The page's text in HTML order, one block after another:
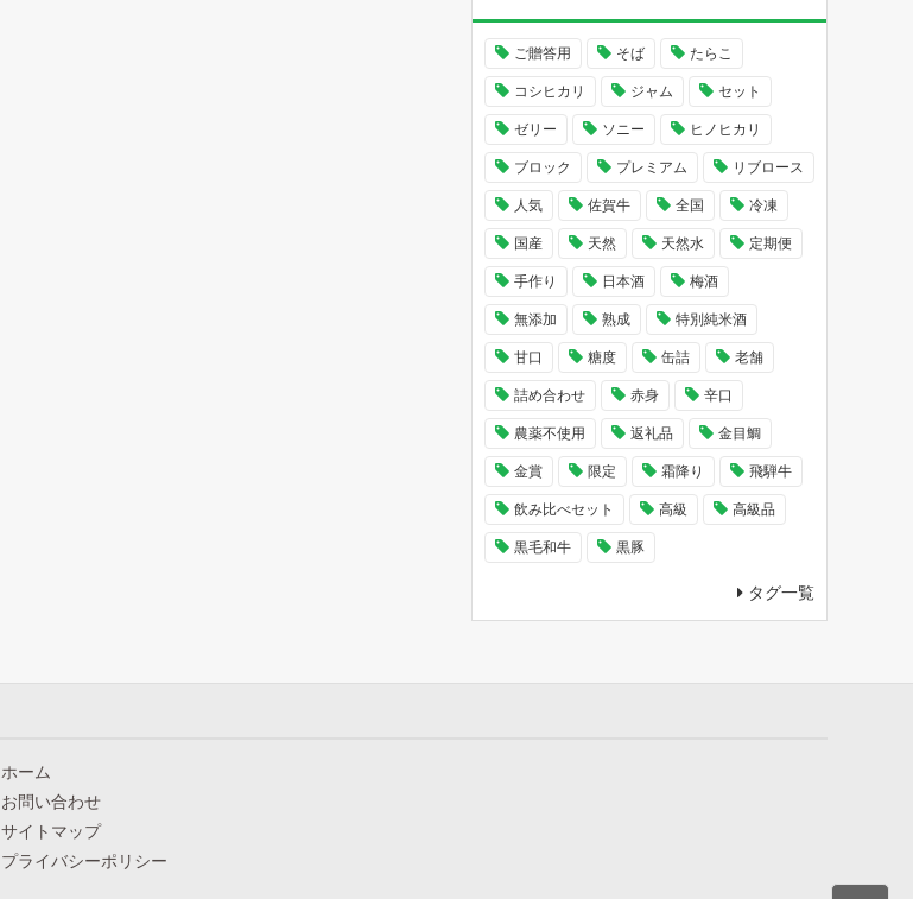
ご贈答用 そば たらこ
コシヒカリ ジャム セット
ゼリー ソニー ヒノヒカリ
ブロック プレミアム リブロース
人気 佐賀牛 全国 冷凍
国産 天然 天然水 定期便
手作り 日本酒 梅酒
無添加 熟成 特別純米酒
甘口 糖度 缶詰 老舗
詰め合わせ 赤身 辛口
農薬不使用 返礼品 金目鯛
金賞 限定 霜降り 飛騨牛
飲み比べセット 高級 高級品
黒毛和牛 黒豚
タグ一覧
ホーム
お問い合わせ
サイトマップ
プライバシーポリシー